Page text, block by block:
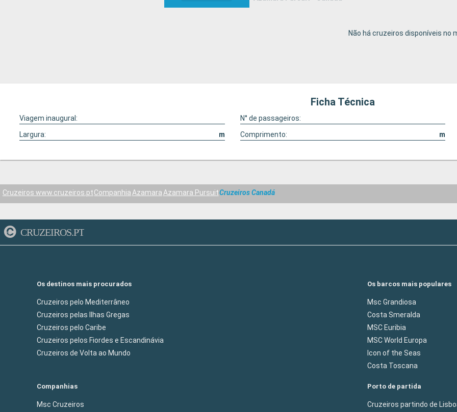
Não há cruzeiros disponíveis no
Ficha Técnica
Viagem inaugural: N° de passageiros:
Largura:
m Comprimento: m
Cruzeiros www.cruzeiros.ptCompanhiaAzamaraAzamara PursuitCruzeiros Canadá
CRUZEIROS.PT
Os destinos mais procurados
Cruzeiros pelo Mediterrâneo
Cruzeiros pelas Ilhas Gregas
Cruzeiros pelo Caribe
Cruzeiros pelos Fiordes e Escandinávia
Cruzeiros de Volta ao Mundo
Os barcos mais populares
Msc Grandiosa
Costa Smeralda
MSC Euribia
MSC World Europa
Icon of the Seas
Costa Toscana
Companhias
Msc Cruzeiros
Porto de partida
Cruzeiros partindo de